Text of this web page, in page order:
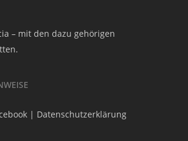
– mit den dazu gehörigen
| Datenschutzerklärung